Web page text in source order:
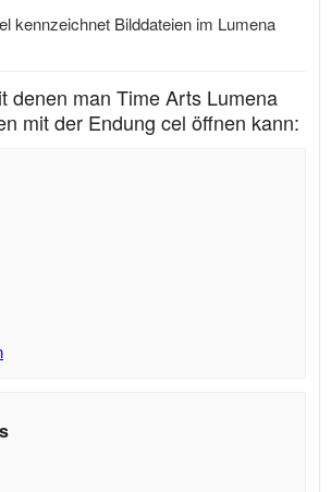
kennzeichnet Bilddateien im Lumena
denen man Time Arts Lumena
mit der Endung cel öffnen kann: